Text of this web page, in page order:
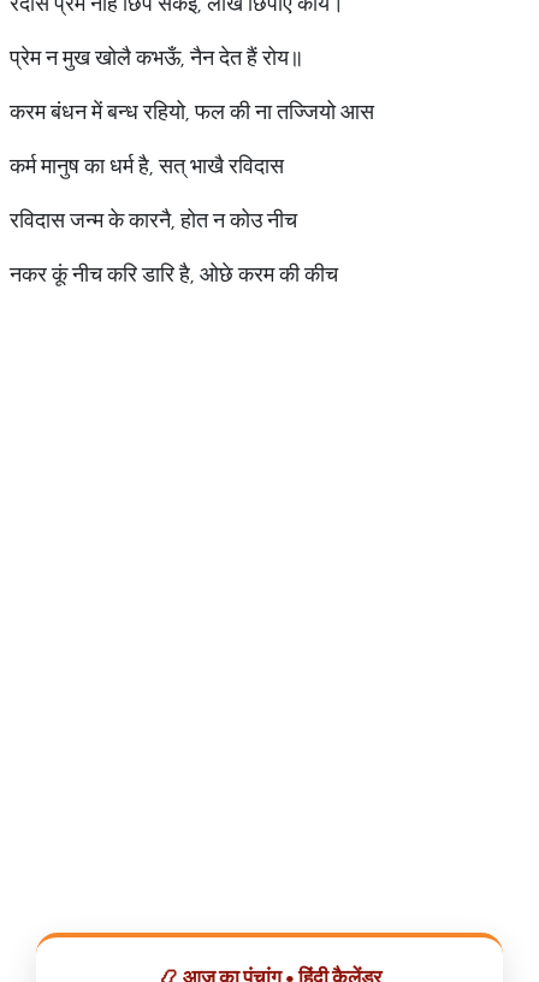
प्रेम न मुख खोलै कभऊँ, नैन देत हैं रोय॥
करम बंधन में बन्ध रहियो, फल की ना तज्जियो आस
कर्म मानुष का धर्म है, सत् भाखै रविदास
रविदास जन्म के कारनै, होत न कोउ नीच
नकर कूं नीच करि डारि है, ओछे करम की कीच